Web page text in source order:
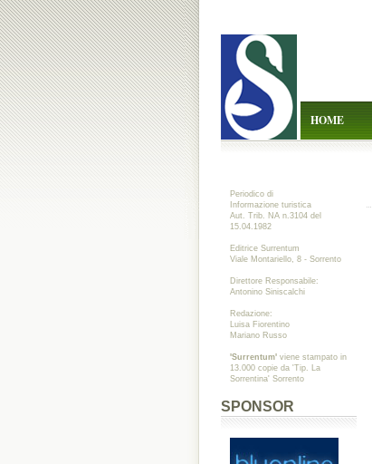
HOME
Periodico di
Informazione turistica
Aut. Trib. NA n.3104 del
15.04.1982
Editrice Surrentum
Viale Montariello, 8 - Sorrento
Direttore Responsabile:
Antonino Siniscalchi
Redazione:
Luisa Fiorentino
Mariano Russo
'Surrentum'viene stampato in
13.000 copie da 'Tip. La
Sorrentina' Sorrento
SPONSOR